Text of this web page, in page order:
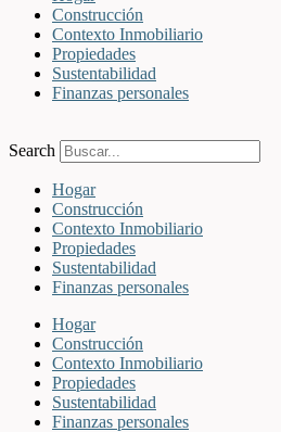
Construcción
Contexto Inmobiliario
Propiedades
Sustentabilidad
Finanzas personales
Search
Hogar
Construcción
Contexto Inmobiliario
Propiedades
Sustentabilidad
Finanzas personales
Hogar
Construcción
Contexto Inmobiliario
Propiedades
Sustentabilidad
Finanzas personales